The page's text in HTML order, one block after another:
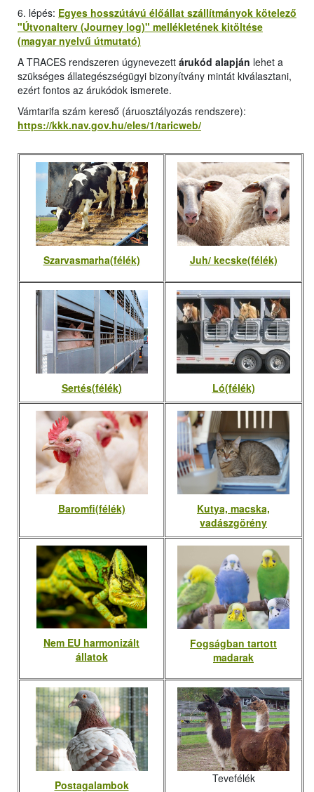
6. lépés: Egyes hosszútávú élőállat szállítmányok kötelező
"Útvonalterv (Journey log)" mellékletének kitöltése
(magyar nyelvű útmutató)
A TRACES rendszeren úgynevezett árukód alapján lehet a
szükséges állategészségügyi bizonyítvány mintát kiválasztani,
ezért fontos az árukódok ismerete.
Vámtarifa szám kereső (áruosztályozás rendszere):
https://kkk.nav.gov.hu/eles/1/taricweb/
Szarvasmarha(félék) Juh/ kecske(félék)
Sertés(félék) Ló(félék)
Baromfi(félék)
Kutya, macska,
vadászgörény
Nem EU harmonizált
állatok
Fogságban tartott
madarak
Postagalambok Tevefélék